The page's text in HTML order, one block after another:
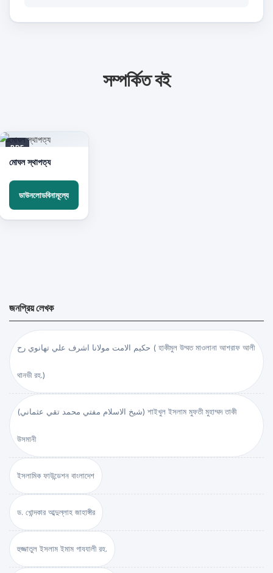
সম্পর্কিত বই
PDF
মোঘল স্থাপত্য
ডাউনলোডবিনামূল্যে
জনপ্রিয় লেখক
حكيم الامت مولانا اشرف علي تهانوي رح ( হাকীমুল উম্মত মাওলানা আশরাফ আলী
থানভী রহ.)
(شيخ الاسلام مفتي محمد تقي عثماني) শাইখুল ইসলাম মুফতী মুহাম্মদ তাকী
উসমানী
ইসলামিক ফাউন্ডেশন বাংলাদেশ
ড. খোন্দকার আব্দুল্লাহ জাহাঙ্গীর
হুজ্জাতুল ইসলাম ইমাম গাযযালী রহ.